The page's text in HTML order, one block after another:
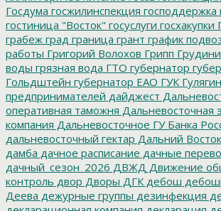
Госдума госжилинспекция господдержка
гостиница "Восток" госуслуги госхакупки
грабеж град граница грант график
работы Григорий Волохов Грипп
воды грязная вода ГТО губернатор
Гольдштейн губернатор ЕАО ГУК Гулягин
предпринимателей дайджест
оперативная таможня Дальневосточная
компания Дальневосточное ГУ Банка
дальневосточный гектар Дальний Восток
дамба дачное расписание дачные
дачный_сезон_2026 ДВЖД Движение
контроль двор Дворы ДГК дебош
Деева дежурные группы дезинфекция